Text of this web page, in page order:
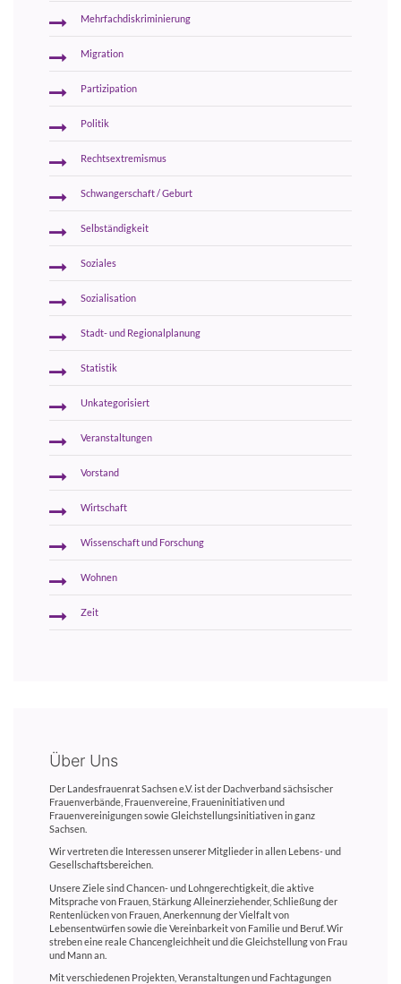
Mehrfachdiskriminierung
Migration
Partizipation
Politik
Rechtsextremismus
Schwangerschaft / Geburt
Selbständigkeit
Soziales
Sozialisation
Stadt- und Regionalplanung
Statistik
Unkategorisiert
Veranstaltungen
Vorstand
Wirtschaft
Wissenschaft und Forschung
Wohnen
Zeit
Über Uns
Der Landesfrauenrat Sachsen e.V. ist der Dachverband sächsischer
Frauenverbände, Frauenvereine, Fraueninitiativen und
Frauenvereinigungen sowie Gleichstellungsinitiativen in ganz
Sachsen.
Wir vertreten die Interessen unserer Mitglieder in allen Lebens- und
Gesellschaftsbereichen.
Unsere Ziele sind Chancen- und Lohngerechtigkeit, die aktive
Mitsprache von Frauen, Stärkung Alleinerziehender, Schließung der
Rentenlücken von Frauen, Anerkennung der Vielfalt von
Lebensentwürfen sowie die Vereinbarkeit von Familie und Beruf. Wir
streben eine reale Chancengleichheit und die Gleichstellung von Frau
und Mann an.
Mit verschiedenen Projekten, Veranstaltungen und Fachtagungen